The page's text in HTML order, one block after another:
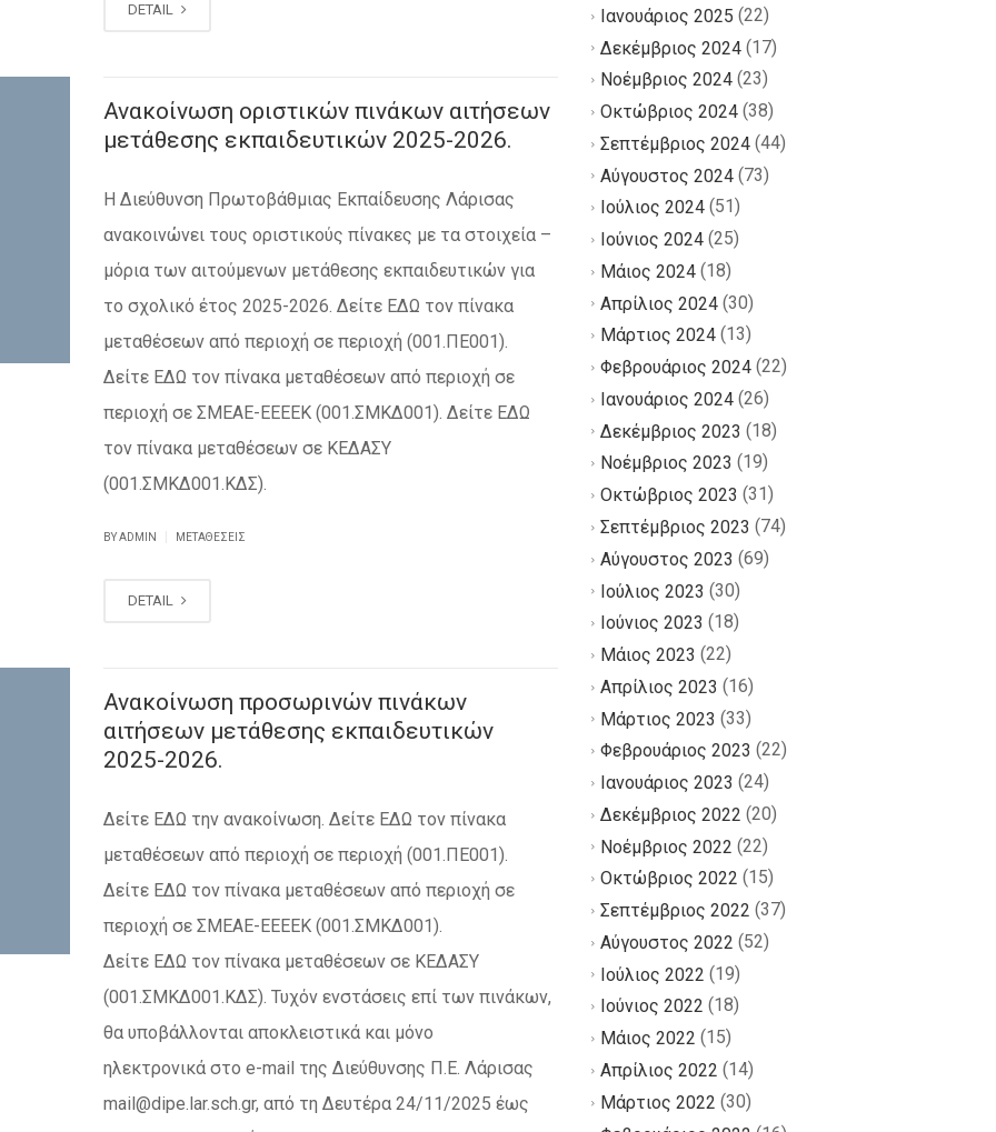
DETAIL
Ανακοίνωση οριστικών πινάκων αιτήσεων
μετάθεσης εκπαιδευτικών 2025-2026.
Η Διεύθυνση Πρωτοβάθμιας Εκπαίδευσης Λάρισας
ανακοινώνει τους οριστικούς πίνακες με τα στοιχεία –
μόρια των αιτούμενων μετάθεσης εκπαιδευτικών για
το σχολικό έτος 2025-2026. Δείτε ΕΔΩ τον πίνακα
μεταθέσεων από περιοχή σε περιοχή (001.ΠΕ001).
Δείτε ΕΔΩ τον πίνακα μεταθέσεων από περιοχή σε
περιοχή σε ΣΜΕΑΕ-ΕΕΕΕΚ (001.ΣΜΚΔ001). Δείτε ΕΔΩ
τον πίνακα μεταθέσεων σε ΚΕΔΑΣΥ
(001.ΣΜΚΔ001.ΚΔΣ).
BY ADMIN ΜΕΤΑΘΈΣΕΙΣ
DETAIL
Ανακοίνωση προσωρινών πινάκων
αιτήσεων μετάθεσης εκπαιδευτικών
2025-2026.
Δείτε ΕΔΩ την ανακοίνωση. Δείτε ΕΔΩ τον πίνακα
μεταθέσεων από περιοχή σε περιοχή (001.ΠΕ001).
Δείτε ΕΔΩ τον πίνακα μεταθέσεων από περιοχή σε
περιοχή σε ΣΜΕΑΕ-ΕΕΕΕΚ (001.ΣΜΚΔ001).
Δείτε ΕΔΩ τον πίνακα μεταθέσεων σε ΚΕΔΑΣΥ
(001.ΣΜΚΔ001.ΚΔΣ). Τυχόν ενστάσεις επί των πινάκων,
θα υποβάλλονται αποκλειστικά και μόνο
ηλεκτρονικά στο e-mail της Διεύθυνσης Π.Ε. Λάρισας
mail@dipe.lar.sch.gr, από τη Δευτέρα 24/11/2025 έως
Ιανουάριος 2025 (22)
Δεκέμβριος 2024(17)
Νοέμβριος 2024(23)
Οκτώβριος 2024(38)
Σεπτέμβριος 2024(44)
Αύγουστος 2024(73)
Ιούλιος 2024(51)
Ιούνιος 2024(25)
Μάιος 2024(18)
Απρίλιος 2024(30)
Μάρτιος 2024(13)
Φεβρουάριος 2024(22)
Ιανουάριος 2024(26)
Δεκέμβριος 2023 (18)
Νοέμβριος 2023 (19)
Οκτώβριος 2023 (31)
Σεπτέμβριος 2023 (74)
Αύγουστος 2023 (69)
Ιούλιος 2023 (30)
Ιούνιος 2023 (18)
Μάιος 2023 (22)
Απρίλιος 2023 (16)
Μάρτιος 2023 (33)
Φεβρουάριος 2023 (22)
Ιανουάριος 2023 (24)
Δεκέμβριος 2022 (20)
Νοέμβριος 2022 (22)
Οκτώβριος 2022 (15)
Σεπτέμβριος 2022 (37)
Αύγουστος 2022 (52)
Ιούλιος 2022 (19)
Ιούνιος 2022 (18)
Μάιος 2022 (15)
Απρίλιος 2022 (14)
Μάρτιος 2022 (30)